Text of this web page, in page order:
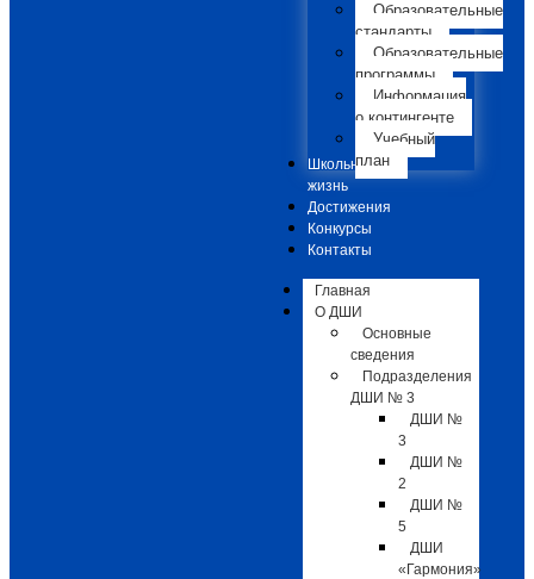
Образовательные
стандарты
Образовательные
программы
Информация
о контингенте
Учебный
план
Школьная
жизнь
Достижения
Конкурсы
Контакты
Главная
О ДШИ
Основные
сведения
Подразделения
ДШИ № 3
ДШИ №
3
ДШИ №
2
ДШИ №
5
ДШИ
«Гармония»